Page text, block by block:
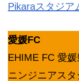
Pikaraスタジア
愛媛FC
EHIME FC 愛媛
ニンジニアスタ